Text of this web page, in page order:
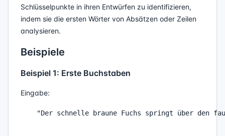
Schlüsselpunkte in ihren Entwürfen zu identifizieren,
indem sie die ersten Wörter von Absätzen oder Zeilen
analysieren.
Beispiele
Beispiel 1: Erste Buchstaben
Eingabe:
"Der schnelle braune Fuchs springt über den